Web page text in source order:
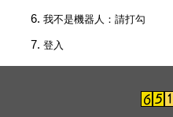
我不是機器人：請打勾
登入